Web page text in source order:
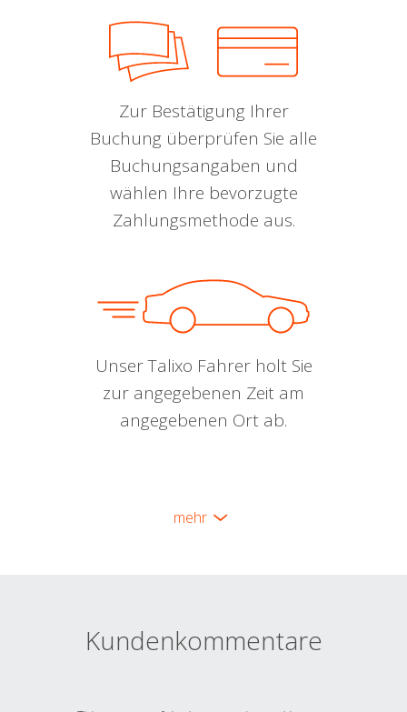
Zur Bestätigung Ihrer
Buchung überprüfen Sie alle
Buchungsangaben und
wählen Ihre bevorzugte
Zahlungsmethode aus.
Unser Talixo Fahrer holt Sie
zur angegebenen Zeit am
angegebenen Ort ab.
mehr
Kundenkommentare